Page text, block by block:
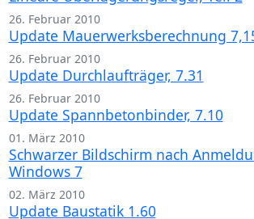
26. Februar 2010
Update Mauerwerksberechnung
26. Februar 2010
Update Durchlaufträger, 7.31
26. Februar 2010
Update Spannbetonbinder, 7.10
01. März 2010
Schwarzer Bildschirm nach
Windows 7
02. März 2010
Update Baustatik 1.60